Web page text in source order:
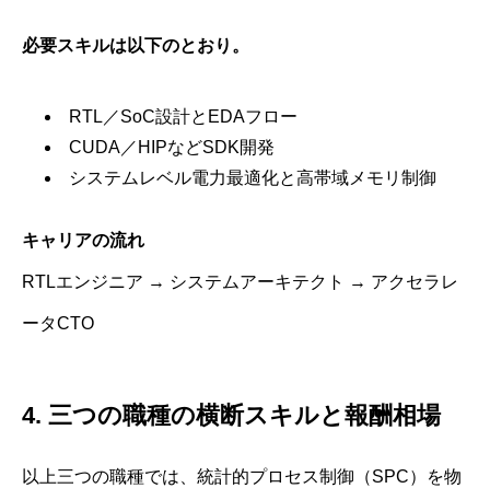
必要スキルは以下のとおり。
RTL／SoC設計とEDAフロー
CUDA／HIPなどSDK開発
システムレベル電力最適化と高帯域メモリ制御
キャリアの流れ
RTLエンジニア → システムアーキテクト → アクセラレ
ータCTO
4. 三つの職種の横断スキルと報酬相場
以上三つの職種では、統計的プロセス制御（SPC）を物